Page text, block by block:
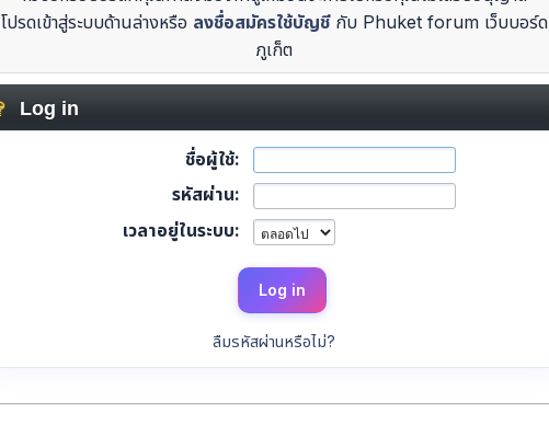
โปรดเข้าสู่ระบบด้านล่างหรือ ลงชื่อสมัครใช้บัญชีกับ Phuket forum เว็บบอร์ด
ภูเก็ต
Log in
ชื่อผู้ใช้:
รหัสผ่าน:
เวลาอยู่ในระบบ:
ลืมรหัสผ่านหรือไม่?